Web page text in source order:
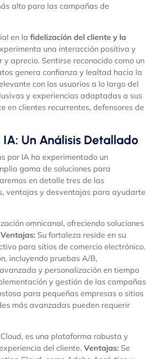
alto para las campañas de
en la fidelización del cliente y la
una interacción positiva y
aprecio. Sentirse reconocido como un
genera confianza y lealtad hacia la
con los usuarios a lo largo del
y experiencias adaptadas a sus
en clientes recurrentes, defensores de
Un Análisis Detallado
por IA ha experimentado un
gama de soluciones para
en detalle tres de las
ventajas y desventajas para ayudarte
omnicanal, ofreciendo soluciones
Ventajas: Su fortaleza reside en su
para sitios de comercio electrónico.
incluyendo pruebas A/B,
y personalización en tiempo
y gestión de las campañas
para pequeñas empresas o sitios
más avanzadas pueden requerir
es una plataforma robusta y
del cliente. Ventajas: Se